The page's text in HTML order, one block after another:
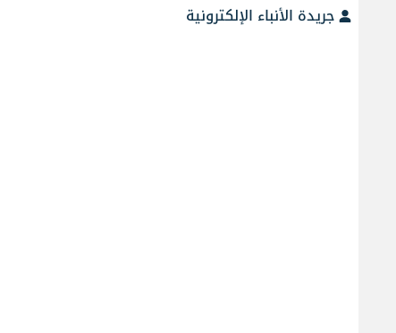
جريدة الأنباء الإلكترونية